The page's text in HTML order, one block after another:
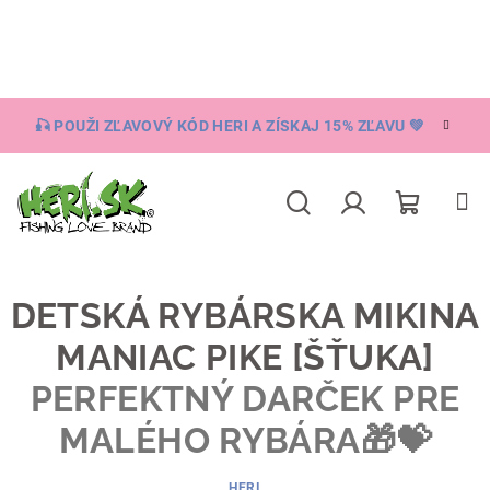
🎣 POUŽI ZĽAVOVÝ KÓD HERI A ZÍSKAJ 15% ZĽAVU 💚
košík
DETSKÁ RYBÁRSKA MIKINA
MANIAC PIKE [ŠŤUKA]
PERFEKTNÝ DARČEK PRE
MALÉHO RYBÁRA🎁💝